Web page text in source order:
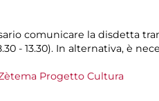
comunicare la disdetta
- 13.30). In alternativa, è
Progetto Cultura